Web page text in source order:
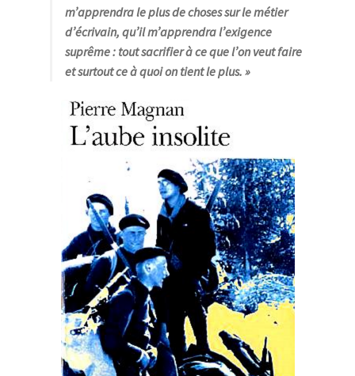
m’apprendra le plus de choses sur le métier
d’écrivain, qu’il m’apprendra l’exigence
suprême : tout sacrifier à ce que l’on veut faire
et surtout ce à quoi on tient le plus. »